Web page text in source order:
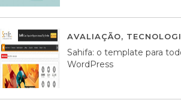
AVALIAÇÃO,
Sahifa: o template para
WordPress